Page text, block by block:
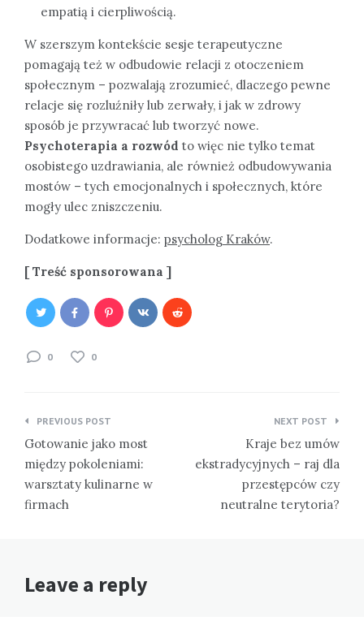
empatią i cierpliwością.
W szerszym kontekście sesje terapeutyczne
pomagają też w odbudowie relacji z otoczeniem
społecznym – pozwalają zrozumieć, dlaczego pewne
relacje się rozluźniły lub zerwały, i jak w zdrowy
sposób je przywracać lub tworzyć nowe.
Psychoterapia a rozwód to więc nie tylko temat
osobistego uzdrawiania, ale również odbudowywania
mostów – tych emocjonalnych i społecznych, które
mogły ulec zniszczeniu.
Dodatkowe informacje: psycholog Kraków.
[ Treść sponsorowana ]
0 0
Nawigacja
wpisu
PREVIOUS POST
Gotowanie jako most
między pokoleniami:
warsztaty kulinarne w
firmach
NEXT POST
Kraje bez umów
ekstradycyjnych – raj dla
przestępców czy
neutralne terytoria?
Leave a reply